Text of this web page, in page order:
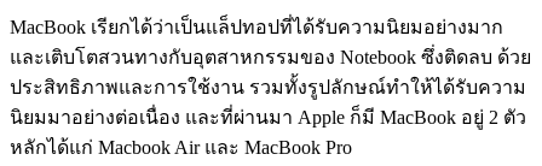
MacBook เรียกได้ว่าเป็นแล็ปทอปที่ได้รับความนิยมอย่างมาก
และเติบโตสวนทางกับอุตสาหกรรมของ Notebook ซึ่งติดลบ ด้วย
ประสิทธิภาพและการใช้งาน รวมทั้งรูปลักษณ์ทำให้ได้รับความ
นิยมมาอย่างต่อเนื่อง และที่ผ่านมา Apple ก็มี MacBook อยู่ 2 ตัว
หลักได้แก่ Macbook Air และ MacBook Pro